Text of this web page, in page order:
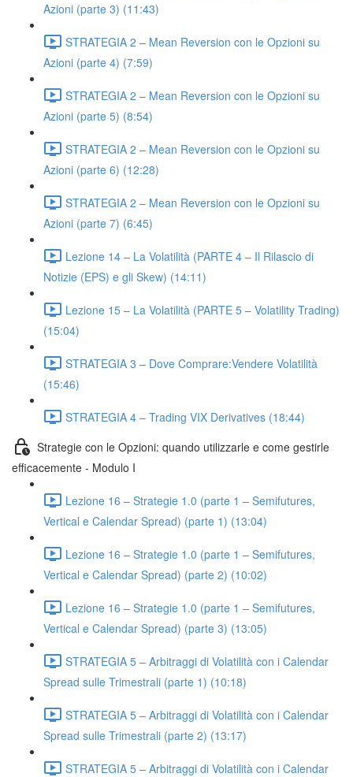
Azioni (parte 3) (11:43)
STRATEGIA 2 – Mean Reversion con le Opzioni su
Azioni (parte 4) (7:59)
STRATEGIA 2 – Mean Reversion con le Opzioni su
Azioni (parte 5) (8:54)
STRATEGIA 2 – Mean Reversion con le Opzioni su
Azioni (parte 6) (12:28)
STRATEGIA 2 – Mean Reversion con le Opzioni su
Azioni (parte 7) (6:45)
Lezione 14 – La Volatilità (PARTE 4 – Il Rilascio di
Notizie (EPS) e gli Skew) (14:11)
Lezione 15 – La Volatilità (PARTE 5 – Volatility Trading)
(15:04)
STRATEGIA 3 – Dove Comprare:Vendere Volatilità
(15:46)
STRATEGIA 4 – Trading VIX Derivatives (18:44)
Strategie con le Opzioni: quando utilizzarle e come gestirle
efficacemente - Modulo I
Lezione 16 – Strategie 1.0 (parte 1 – Semifutures,
Vertical e Calendar Spread) (parte 1) (13:04)
Lezione 16 – Strategie 1.0 (parte 1 – Semifutures,
Vertical e Calendar Spread) (parte 2) (10:02)
Lezione 16 – Strategie 1.0 (parte 1 – Semifutures,
Vertical e Calendar Spread) (parte 3) (13:05)
STRATEGIA 5 – Arbitraggi di Volatilità con i Calendar
Spread sulle Trimestrali (parte 1) (10:18)
STRATEGIA 5 – Arbitraggi di Volatilità con i Calendar
Spread sulle Trimestrali (parte 2) (13:17)
STRATEGIA 5 – Arbitraggi di Volatilità con i Calendar